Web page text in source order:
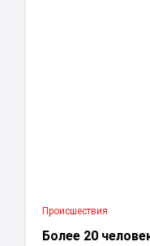
Проиcшествия
Более 20